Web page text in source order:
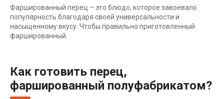
Фаршированный перец – это блюдо, которое завоевало
популярность благодаря своей универсальности и
насыщенному вкусу. Чтобы правильно приготовленный
фаршированный
Как готовить перец,
фаршированный полуфабрикатом?